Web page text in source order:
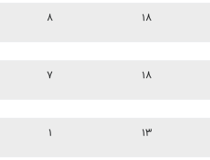
۸ ۱۸
۷ ۱۸
۱ ۱۳